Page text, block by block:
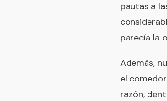
pautas a
parecía la
Además,
el
razón,